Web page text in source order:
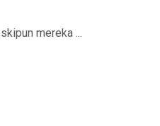
mereka ...